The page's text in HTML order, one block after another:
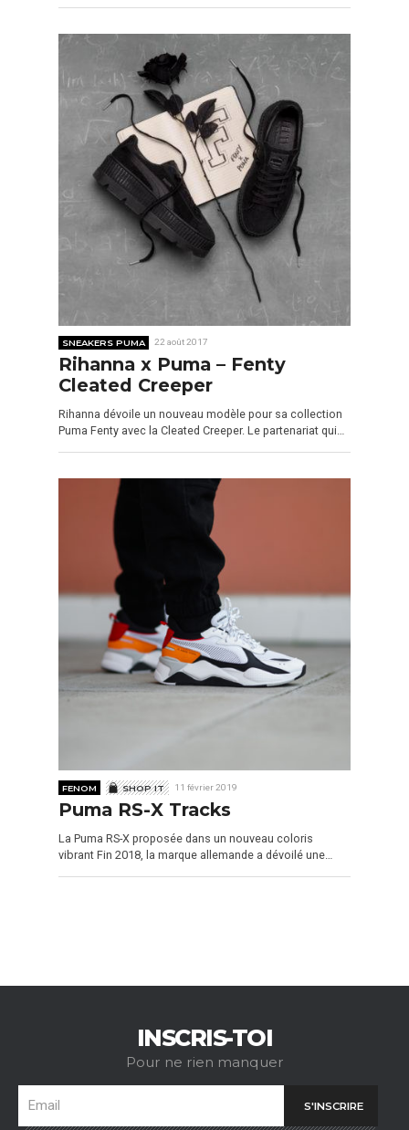
SNEAKERS PUMA 22 août 2017
Rihanna x Puma – Fenty
Cleated Creeper
Rihanna dévoile un nouveau modèle pour sa collection
Puma Fenty avec la Cleated Creeper. Le partenariat qui…
FENOM SHOP IT 11 février 2019
Puma RS-X Tracks
La Puma RS-X proposée dans un nouveau coloris
vibrant Fin 2018, la marque allemande a dévoilé une…
INSCRIS-TOI
Pour ne rien manquer